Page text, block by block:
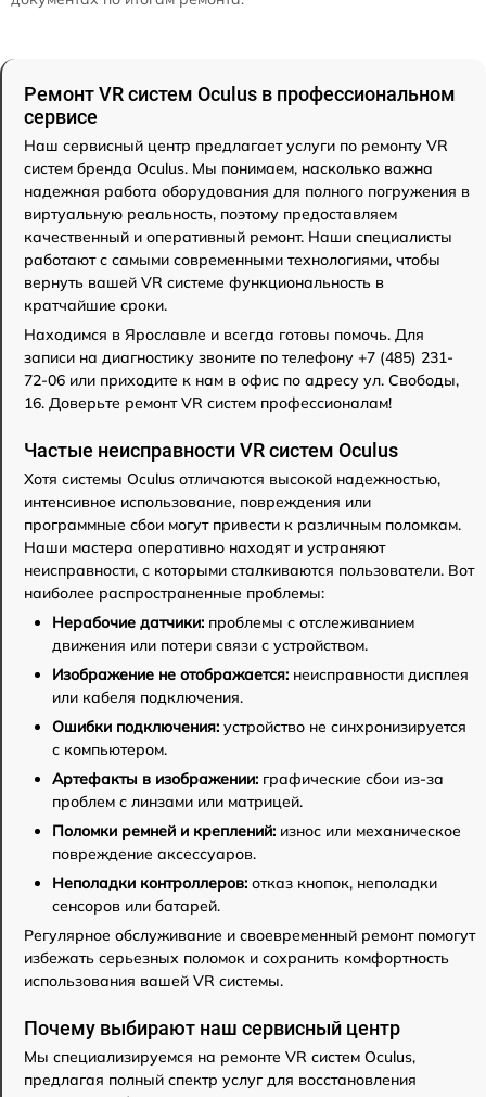
Ремонт VR систем Oculus в профессиональном
сервисе
Наш сервисный центр предлагает услуги по ремонту VR
систем бренда Oculus. Мы понимаем, насколько важна
надежная работа оборудования для полного погружения в
виртуальную реальность, поэтому предоставляем
качественный и оперативный ремонт. Наши специалисты
работают с самыми современными технологиями, чтобы
вернуть вашей VR системе функциональность в
кратчайшие сроки.
Находимся в Ярославле и всегда готовы помочь. Для
записи на диагностику звоните по телефону +7 (485) 231-
72-06 или приходите к нам в офис по адресу ул. Свободы,
16. Доверьте ремонт VR систем профессионалам!
Частые неисправности VR систем Oculus
Хотя системы Oculus отличаются высокой надежностью,
интенсивное использование, повреждения или
программные сбои могут привести к различным поломкам.
Наши мастера оперативно находят и устраняют
неисправности, с которыми сталкиваются пользователи. Вот
наиболее распространенные проблемы:
Нерабочие датчики: проблемы с отслеживанием
движения или потери связи с устройством.
Изображение не отображается: неисправности дисплея
или кабеля подключения.
Ошибки подключения: устройство не синхронизируется
с компьютером.
Артефакты в изображении: графические сбои из-за
проблем с линзами или матрицей.
Поломки ремней и креплений: износ или механическое
повреждение аксессуаров.
Неполадки контроллеров: отказ кнопок, неполадки
сенсоров или батарей.
Регулярное обслуживание и своевременный ремонт помогут
избежать серьезных поломок и сохранить комфортность
использования вашей VR системы.
Почему выбирают наш сервисный центр
Мы специализируемся на ремонте VR систем Oculus,
предлагая полный спектр услуг для восстановления